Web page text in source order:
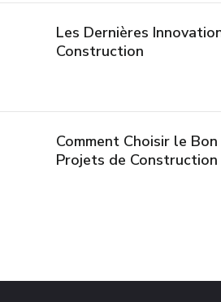
Les Dernières
Construction
Comment Choisir le
Projets de Construction